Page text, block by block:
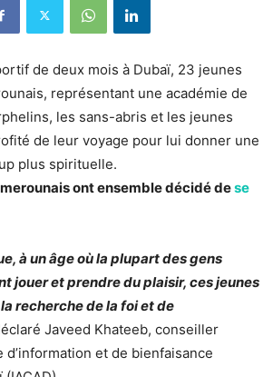
de deux mois à Dubaï, 23 jeunes
représentant une académie de
les sans-abris et les jeunes
de leur voyage pour lui donner une
plus spirituelle.
ont ensemble décidé dese
à un âge où la plupart des gens
jouer et prendre du plaisir, ces jeunes
recherche de la foi et de
Javeed Khateeb, conseiller
et de bienfaisance